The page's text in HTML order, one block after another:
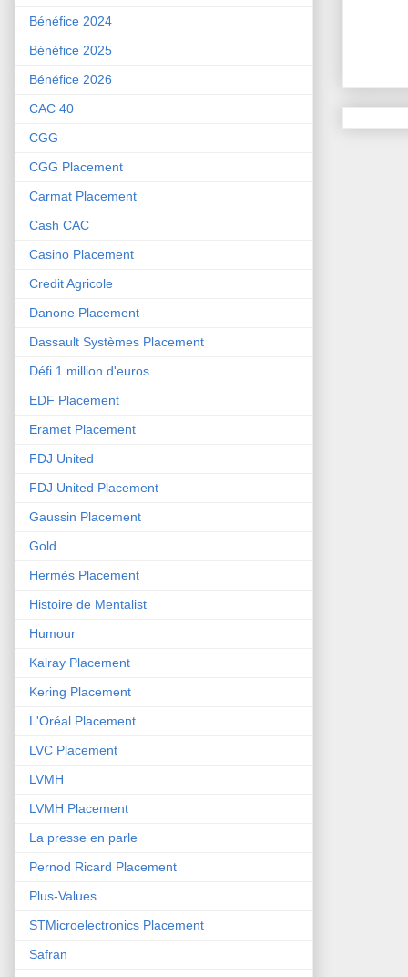
Bénéfice 2024
Bénéfice 2025
Bénéfice 2026
CAC 40
CGG
CGG Placement
Carmat Placement
Cash CAC
Casino Placement
Credit Agricole
Danone Placement
Dassault Systèmes Placement
Défi 1 million d'euros
EDF Placement
Eramet Placement
FDJ United
FDJ United Placement
Gaussin Placement
Gold
Hermès Placement
Histoire de Mentalist
Humour
Kalray Placement
Kering Placement
L'Oréal Placement
LVC Placement
LVMH
LVMH Placement
La presse en parle
Pernod Ricard Placement
Plus-Values
STMicroelectronics Placement
Safran